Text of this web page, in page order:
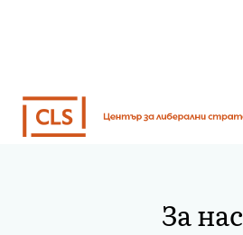
За нас